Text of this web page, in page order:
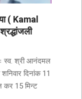
( Kamal
स्व. श्री आनंदमल
दिनांक 11
कर 15 मिन्ट